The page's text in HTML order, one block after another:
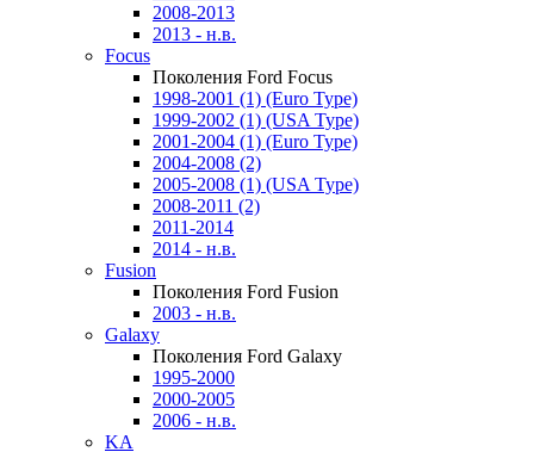
2008-2013
2013 - н.в.
Focus
Поколения Ford Focus
1998-2001 (1) (Euro Type)
1999-2002 (1) (USA Type)
2001-2004 (1) (Euro Type)
2004-2008 (2)
2005-2008 (1) (USA Type)
2008-2011 (2)
2011-2014
2014 - н.в.
Fusion
Поколения Ford Fusion
2003 - н.в.
Galaxy
Поколения Ford Galaxy
1995-2000
2000-2005
2006 - н.в.
KA